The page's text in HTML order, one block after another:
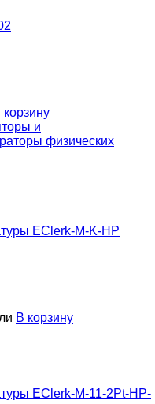
корзину
и
физических
EClerk-M-K-HP
В корзину
EClerk-M-11-2Pt-HP-